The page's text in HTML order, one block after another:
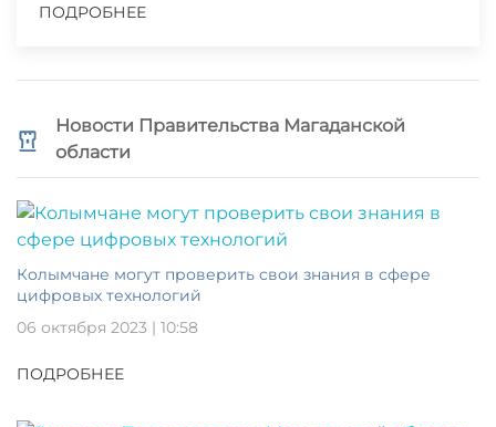
ПОДРОБНЕЕ
Новости Правительства Магаданской
области
Колымчане могут проверить свои знания в сфере
цифровых технологий
06 октября 2023 | 10:58
ПОДРОБНЕЕ